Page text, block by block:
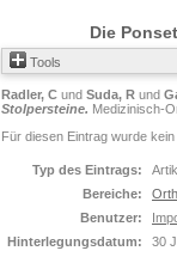
Die
Tools
Radler, C und Suda, R und
Stolpersteine. Medizinisch-
Für diesen Eintrag wurde
Typ des Eintrags:
Bereiche:
Benutzer:
Hinterlegungsdatum:
30